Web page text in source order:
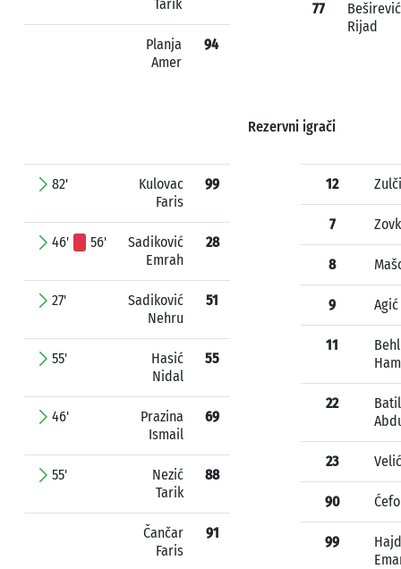
Tarik
Planja
Amer
94
77
Beširević
Rijad
Rezervni igrači
82'
Kulovac
Faris
99
46' 56'
Sadiković
Emrah
28
27'
Sadiković
Nehru
51
55'
Hasić
Nidal
55
46'
Prazina
Ismail
69
55'
Nezić
Tarik
88
Čančar
Faris
91
12
7
8
9
11
22
23
90
99